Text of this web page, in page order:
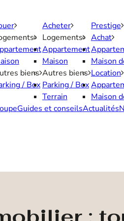
biens
/ Box
Acheter
Logements
Appartement
Maison
Autres biens
Parking / Box
Terrain
Prestige
Achat
Maison
Location
Maison
Guides et conseilsActualités